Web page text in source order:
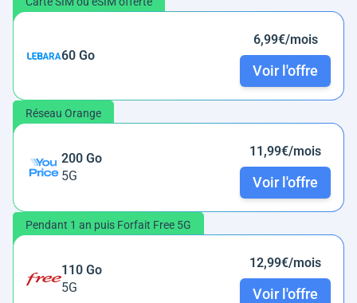
60 Go
6,99€/mois
Voir l'offre
Réseau Orange
200 Go
5G
11,99€/mois
Voir l'offre
Pendant 1 an puis Forfait Free 5G
110 Go
5G
12,99€/mois
Voir l'offre